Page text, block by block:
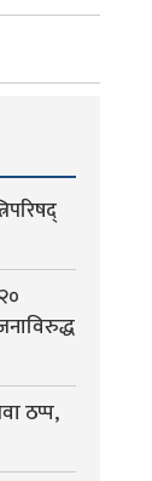
ठप्प,